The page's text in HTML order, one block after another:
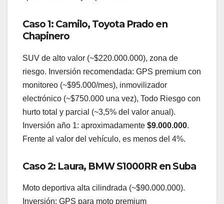
Caso 1: Camilo, Toyota Prado en
Chapinero
SUV de alto valor (~$220.000.000), zona de
riesgo. Inversión recomendada: GPS premium con
monitoreo (~$95.000/mes), inmovilizador
electrónico (~$750.000 una vez), Todo Riesgo con
hurto total y parcial (~3,5% del valor anual).
Inversión año 1: aproximadamente $9.000.000.
Frente al valor del vehículo, es menos del 4%.
Caso 2: Laura, BMW S1000RR en Suba
Moto deportiva alta cilindrada (~$90.000.000).
Inversión: GPS para moto premium